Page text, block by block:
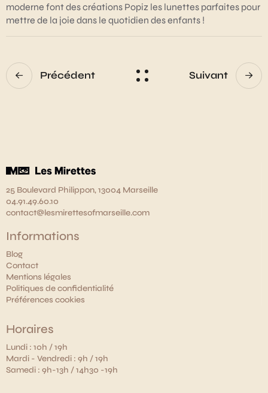
moderne font des créations Popiz les lunettes parfaites pour
mettre de la joie dans le quotidien des enfants !
Précédent Suivant
25 Boulevard Philippon, 13004 Marseille
04.91.49.60.10
contact@lesmirettesofmarseille.com
Informations
Blog
Contact
Mentions légales
Politiques de confidentialité
Préférences cookies
Horaires
Lundi : 10h / 19h
Mardi - Vendredi : 9h / 19h
Samedi : 9h-13h / 14h30 -19h